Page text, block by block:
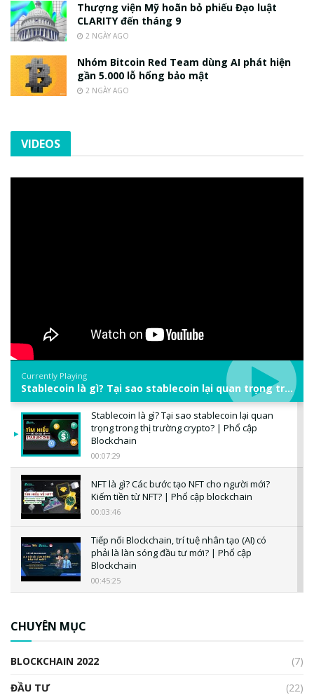
Thượng viện Mỹ hoãn bỏ phiếu Đạo luật
CLARITY đến tháng 9
2 NGÀY AGO
Nhóm Bitcoin Red Team dùng AI phát hiện
gần 5.000 lỗ hổng bảo mật
2 NGÀY AGO
VIDEOS
Currently Playing
Stablecoin là gì? Tại sao stablecoin lại quan trọng trong thị trường crypto? | Phổ cập Blockchain
Stablecoin là gì? Tại sao stablecoin lại quan
trọng trong thị trường crypto? | Phổ cập
Blockchain
00:07:29
NFT là gì? Các bước tạo NFT cho người mới?
Kiếm tiền từ NFT? | Phổ cập blockchain
00:03:46
Tiếp nối Blockchain, trí tuệ nhân tạo (AI) có
phải là làn sóng đầu tư mới? | Phổ cập
Blockchain
00:45:25
CHUYÊN MỤC
BLOCKCHAIN 2022
(7)
ĐẦU TƯ
(22)